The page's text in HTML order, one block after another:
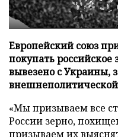
Европейский союз
покупать российское
вывезено с Украины,
«Мы призываем все
России зерно,
призываем их